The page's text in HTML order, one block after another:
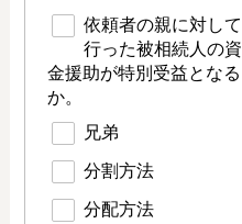
依頼者の親に対して
行った被相続人の資
金援助が特別受益となる
か。
兄弟
分割方法
分配方法